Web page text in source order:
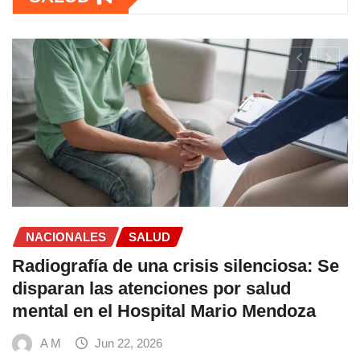
con
SALUD
Endometriosis y miomas:
ofrecen a las mujeres opciones
tratamiento menos invasivas
A M Jun 18, 2026